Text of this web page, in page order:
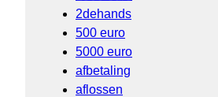
2dehands
500 euro
5000 euro
afbetaling
aflossen